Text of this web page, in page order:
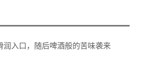
润入口，随后啤酒般的苦味袭来